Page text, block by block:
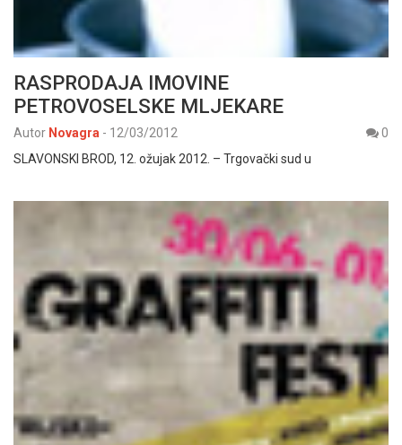
RASPRODAJA IMOVINE
PETROVOSELSKE MLJEKARE
Autor Novagra - 12/03/2012
0
SLAVONSKI BROD, 12. ožujak 2012. – Trgovački sud u